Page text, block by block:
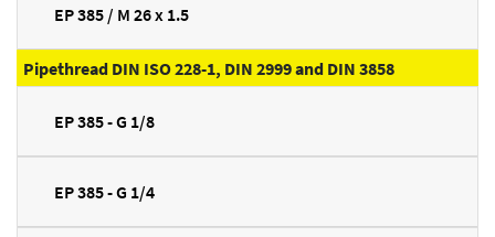
EP 385 / M 26 x 1.5
Pipethread DIN ISO 228-1, DIN 2999 and DIN 3858
EP 385 - G 1/8
EP 385 - G 1/4